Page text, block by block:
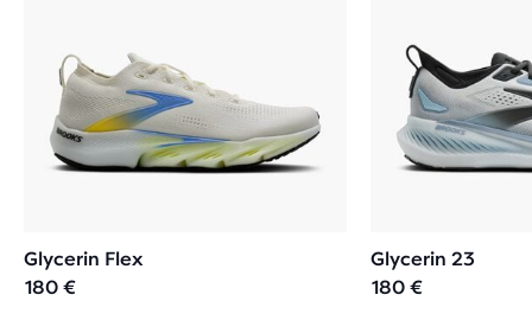
Glycerin Flex
180 €
Glycerin 23
180 €